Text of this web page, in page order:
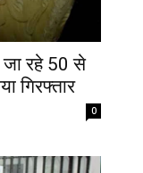
जा रहे 50 से
गिरफ्तार
0